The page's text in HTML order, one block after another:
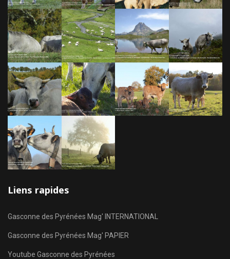
Liens rapides
Gasconne des Pyrénées Mag' INTERNATIONAL
Gasconne des Pyrénées Mag' PAPIER
Youtube Gasconne des Pyrénées